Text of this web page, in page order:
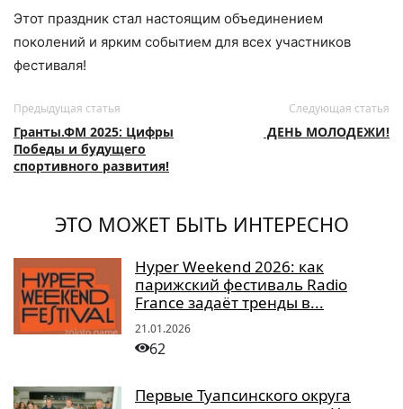
Этот праздник стал настоящим объединением
поколений и ярким событием для всех участников
фестиваля!
Предыдущая статья
Гранты.ФМ 2025: Цифры
Победы и будущего
спортивного развития!
Следующая статья
ДЕНЬ МОЛОДЕЖИ!
ЭТО МОЖЕТ БЫТЬ ИНТЕРЕСНО
Hyper Weekend 2026: как
парижский фестиваль Radio
France задаёт тренды в...
21.01.2026
62
Первые Туапсинского округа